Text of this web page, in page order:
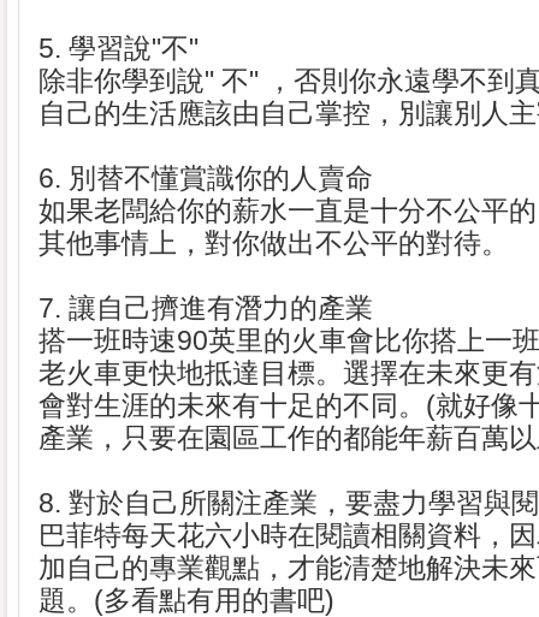
5. 學習說"不"
除非你學到說" 不" ，否則你永遠學不到
自己的生活應該由自己掌控，別讓別人
6. 別替不懂賞識你的人賣命
如果老闆給你的薪水一直是十分不公平
其他事情上，對你做出不公平的對待。
7. 讓自己擠進有潛力的產業
搭一班時速90英里的火車會比你搭上一
老火車更快地抵達目標。選擇在未來更
會對生涯的未來有十足的不同。(就好像
產業，只要在園區工作的都能年薪百萬
8. 對於自己所關注產業，要盡力學習與
巴菲特每天花六小時在閱讀相關資料，
加自己的專業觀點，才能清楚地解決未
題。(多看點有用的書吧)